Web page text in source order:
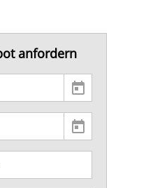
anfordern